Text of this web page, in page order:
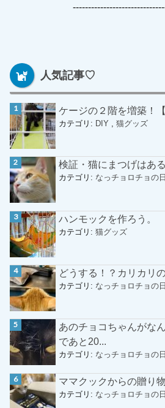
人気記事♡
ケージの２階を増築！
カテゴリ: DIY ,猫グッズ
検証・猫にまつげはあ
カテゴリ: なっチョロチョの
ハンモックを作ろう。
カテゴリ:猫グッズ
どうする！？カリカリ
カテゴリ: なっチョロチョの
あのチョコちゃんがな
であと20...
カテゴリ: なっチョロチョの
ママクックからの贈り
カテゴリ: なっチョロチョの